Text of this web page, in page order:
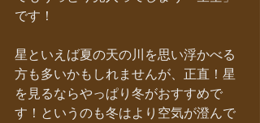
です！
星といえば夏の天の川を思い浮かべる
方も多いかもしれませんが、正直！星
を見るならやっぱり冬がおすすめで
す！というのも冬はより空気が澄んで